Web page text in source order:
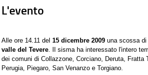
L'evento
Alle ore 14.11 del 15 dicembre 2009 una scossa di
valle del Tevere . Il sisma ha interessato l'intero
dei comuni di Collazzone, Corciano, Deruta, Fratta
Perugia, Piegaro, San Venanzo e Torgiano.